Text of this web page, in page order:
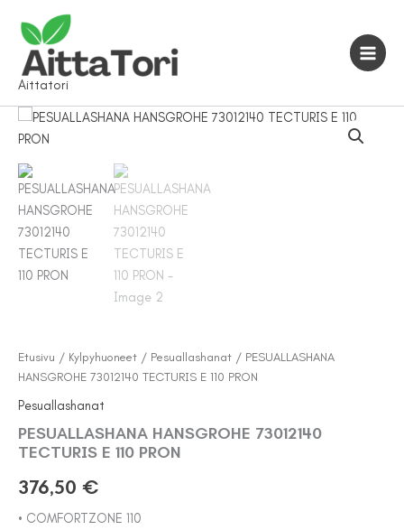
sisältöön
Aittatori
Etusivu / Kylpyhuoneet / Pesuallashanat / PESUALLASHANA
HANSGROHE 73012140 TECTURIS E 110 PRON
Pesuallashanat
PESUALLASHANA HANSGROHE 73012140
TECTURIS E 110 PRON
376,50 €
• COMFORTZONE 110